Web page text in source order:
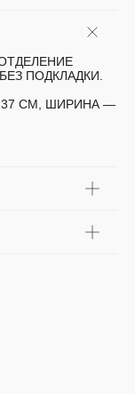
ПОДКЛАДКИ.
СМ, ШИРИНА —